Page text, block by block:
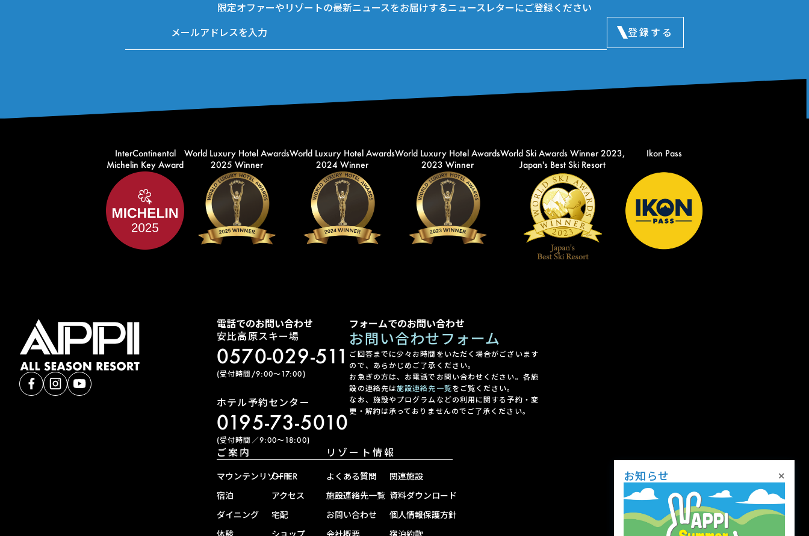
限定オファーやリゾートの最新ニュースをお届けするニュースレターにご登録ください
登録する
InterContinental
Michelin Key Award
World Luxury Hotel Awards
2025 Winner
World Luxury Hotel Awards
2024 Winner
World Luxury Hotel Awards
2023 Winner
World Ski Awards Winner 2023,
Japan's Best Ski Resort
Ikon Pass
電話でのお問い合わせ
安比高原スキー場
0570-029-511
(受付時間/9:00〜17:00)
ホテル予約センター
0195-73-5010
(受付時間／9:00〜18:00)
フォームでのお問い合わせ
お問い合わせフォーム
ご回答までに少々お時間をいただく場合がございます
ので、あらかじめご了承ください。
お急ぎの方は、お電話でお問い合わせください。各施
設の連絡先は施設連絡先一覧をご覧ください。
なお、施設やプログラムなどの利用に関する予約・変
更・解約は承っておりませんのでご了承ください。
ご案内
マウンテンリゾート
宿泊
ダイニング
OFFER
アクセス
宅配
リゾート情報
よくある質問
施設連絡先一覧
お問い合わせ
関連施設
資料ダウンロード
個人情報保護方針
お知らせ ×